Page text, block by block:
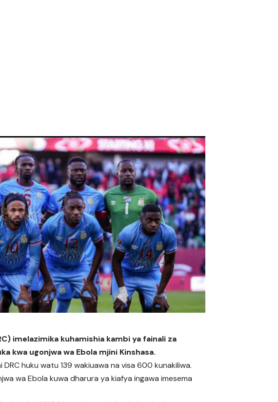
imelazimika kuhamishia kambi ya fainali za
kwa ugonjwa wa Ebola mjini Kinshasa.
DRC huku watu 139 wakiuawa na visa 600 kunakiliwa.
wa Ebola kuwa dharura ya kiafya ingawa imesema